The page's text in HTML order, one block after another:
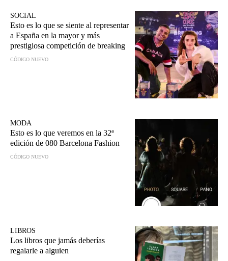
SOCIAL
Esto es lo que se siente al representar
a España en la mayor y más
prestigiosa competición de breaking
CÓDIGO NUEVO
MODA
Esto es lo que veremos en la 32ª
edición de 080 Barcelona Fashion
CÓDIGO NUEVO
LIBROS
Los libros que jamás deberías
regalarle a alguien